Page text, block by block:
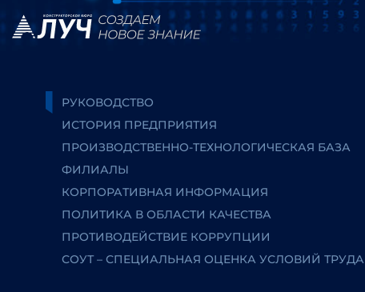
РУКОВОДСТВО
ИСТОРИЯ ПРЕДПРИЯТИЯ
ПРОИЗВОДСТВЕННО-ТЕХНОЛОГИЧЕСКАЯ БАЗА
ФИЛИАЛЫ
КОРПОРАТИВНАЯ ИНФОРМАЦИЯ
ПОЛИТИКА В ОБЛАСТИ КАЧЕСТВА
ПРОТИВОДЕЙСТВИЕ КОРРУПЦИИ
СОУТ – СПЕЦИАЛЬНАЯ ОЦЕНКА УСЛОВИЙ ТРУДА